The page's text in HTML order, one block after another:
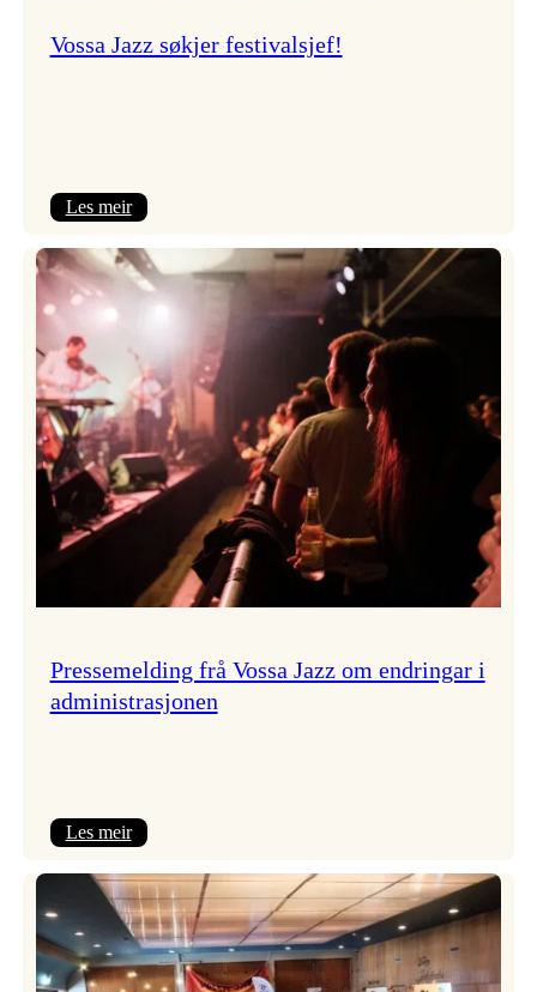
Vossa Jazz søkjer festivalsjef!
Les meir:
Jazz
søkjer
Pressemelding frå Vossa Jazz om endringar i
administrasjonen
Les meir:
frå
Vossa
Jazz
om